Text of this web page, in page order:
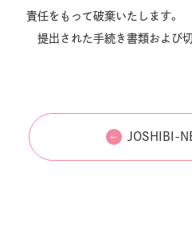
責任をもって破棄いたします。
提出された手続き書類および切
JOSHIBI-